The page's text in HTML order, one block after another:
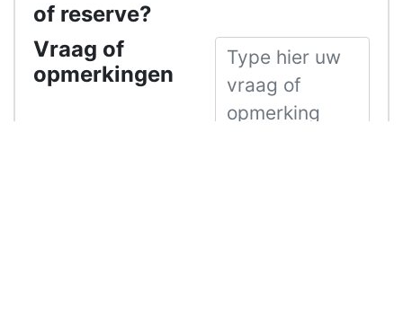
of reserve?
Vraag of
opmerkingen